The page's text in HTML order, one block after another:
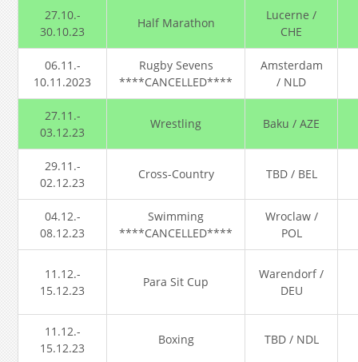
27.10.-
30.10.23
Half Marathon
Lucerne /
CHE
06.11.-
10.11.2023
Rugby Sevens
****CANCELLED****
Amsterdam
/ NLD
27.11.-
03.12.23
Wrestling Baku / AZE
29.11.-
02.12.23
Cross-Country TBD / BEL
04.12.-
08.12.23
Swimming
****CANCELLED****
Wroclaw /
POL
11.12.-
15.12.23
Para Sit Cup
Warendorf /
DEU
11.12.-
15.12.23
Boxing TBD / NDL